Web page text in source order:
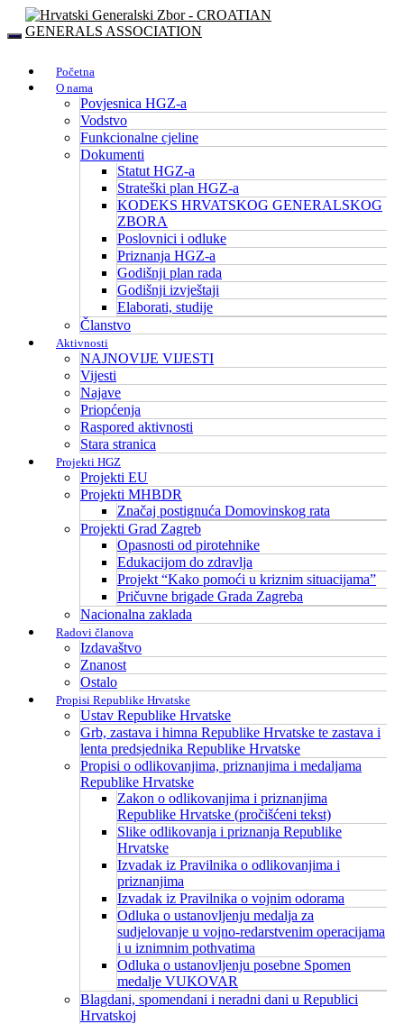
Početna
O nama
Povjesnica HGZ-a
Vodstvo
Funkcionalne cjeline
Dokumenti
Statut HGZ-a
Strateški plan HGZ-a
KODEKS HRVATSKOG GENERALSKOG
ZBORA
Poslovnici i odluke
Priznanja HGZ-a
Godišnji plan rada
Godišnji izvještaji
Elaborati, studije
Članstvo
Aktivnosti
NAJNOVIJE VIJESTI
Vijesti
Najave
Priopćenja
Raspored aktivnosti
Stara stranica
Projekti HGZ
Projekti EU
Projekti MHBDR
Značaj postignuća Domovinskog rata
Projekti Grad Zagreb
Opasnosti od pirotehnike
Edukacijom do zdravlja
Projekt “Kako pomoći u kriznim situacijama”
Pričuvne brigade Grada Zagreba
Nacionalna zaklada
Radovi članova
Izdavaštvo
Znanost
Ostalo
Propisi Republike Hrvatske
Ustav Republike Hrvatske
Grb, zastava i himna Republike Hrvatske te zastava i
lenta predsjednika Republike Hrvatske
Propisi o odlikovanjima, priznanjima i medaljama
Republike Hrvatske
Zakon o odlikovanjima i priznanjima
Republike Hrvatske (pročišćeni tekst)
Slike odlikovanja i priznanja Republike
Hrvatske
Izvadak iz Pravilnika o odlikovanjima i
priznanjima
Izvadak iz Pravilnika o vojnim odorama
Odluka o ustanovljenju medalja za
sudjelovanje u vojno-redarstvenim operacijama
i u iznimnim pothvatima
Odluka o ustanovljenju posebne Spomen
medalje VUKOVAR
Blagdani, spomendani i neradni dani u Republici
Hrvatskoj